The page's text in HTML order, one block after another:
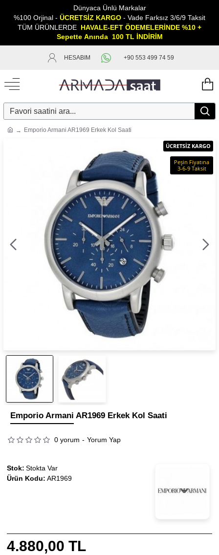
Dünyaca Ünlü Markalar
%100 Orjinal - ÜCRETSİZ KARGO - Vade Farksız 3/6/9 Taksit
TÜM ÜRÜNLERDE HAVALE-EFT ÖDEMELERİNDE %10 +
Sepette Anında 100 TL İNDİRİM
HESABIM +90 553 499 74 59
Emporio Armani AR1969 Erkek Kol Saati
ÜCRETSİZ KARGO
Peşin Fiyatına
3-6-9 Taksit
Emporio Armani AR1969 Erkek Kol Saati
0 yorum - Yorum Yap
4.880,00 TL
Stok: Stokta Var
Ürün Kodu: AR1969